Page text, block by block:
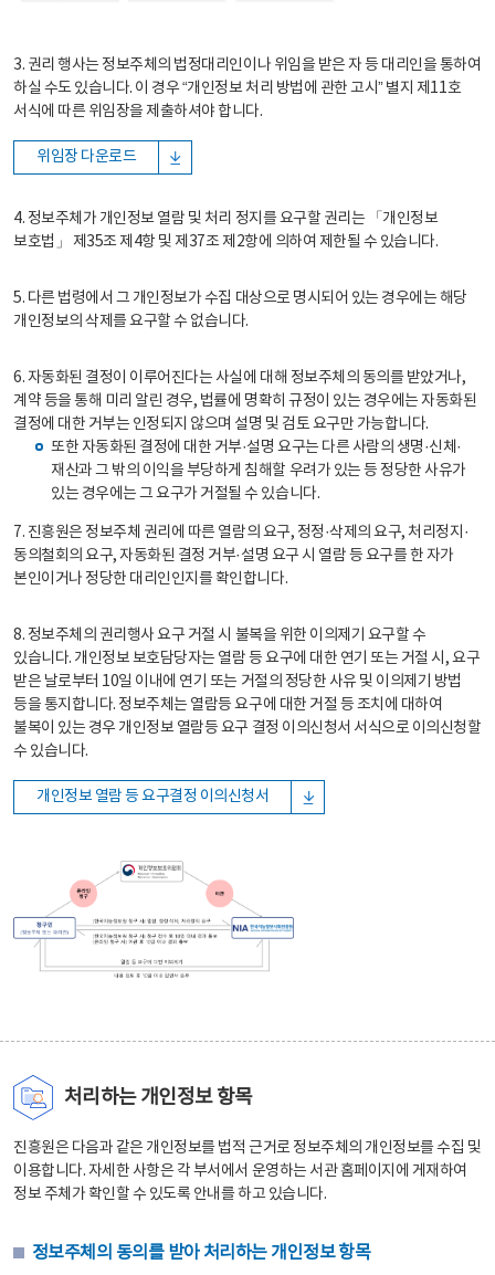
3. 권리 행사는 정보주체의 법정대리인이나 위임을 받은 자 등 대리인을 통하여
하실 수도 있습니다. 이 경우 “개인정보 처리 방법에 관한 고시” 별지 제11호
서식에 따른 위임장을 제출하셔야 합니다.
위임장 다운로드
4. 정보주체가 개인정보 열람 및 처리 정지를 요구할 권리는 「개인정보
보호법」 제35조 제4항 및 제37조 제2항에 의하여 제한될 수 있습니다.
5. 다른 법령에서 그 개인정보가 수집 대상으로 명시되어 있는 경우에는 해당
개인정보의 삭제를 요구할 수 없습니다.
6. 자동화된 결정이 이루어진다는 사실에 대해 정보주체의 동의를 받았거나,
계약 등을 통해 미리 알린 경우, 법률에 명확히 규정이 있는 경우에는 자동화된
결정에 대한 거부는 인정되지 않으며 설명 및 검토 요구만 가능합니다.
또한 자동화된 결정에 대한 거부·설명 요구는 다른 사람의 생명·신체·
재산과 그 밖의 이익을 부당하게 침해할 우려가 있는 등 정당한 사유가
있는 경우에는 그 요구가 거절될 수 있습니다.
7. 진흥원은 정보주체 권리에 따른 열람의 요구, 정정·삭제의 요구, 처리정지·
동의철회의 요구, 자동화된 결정 거부·설명 요구 시 열람 등 요구를 한 자가
본인이거나 정당한 대리인인지를 확인합니다.
8. 정보주체의 권리행사 요구 거절 시 불복을 위한 이의제기 요구할 수
있습니다. 개인정보 보호담당자는 열람 등 요구에 대한 연기 또는 거절 시, 요구
받은 날로부터 10일 이내에 연기 또는 거절의 정당한 사유 및 이의제기 방법
등을 통지합니다. 정보주체는 열람등 요구에 대한 거절 등 조치에 대하여
불복이 있는 경우 개인정보 열람등 요구 결정 이의신청서 서식으로 이의신청할
수 있습니다.
개인정보 열람 등 요구결정 이의신청서
처리하는 개인정보 항목
진흥원은 다음과 같은 개인정보를 법적 근거로 정보주체의 개인정보를 수집 및
이용합니다. 자세한 사항은 각 부서에서 운영하는 서관 홈페이지에 게재하여
정보 주체가 확인할 수 있도록 안내를 하고 있습니다.
정보주체의 동의를 받아 처리하는 개인정보 항목